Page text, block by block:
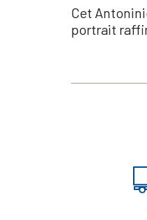
Cet
portrait